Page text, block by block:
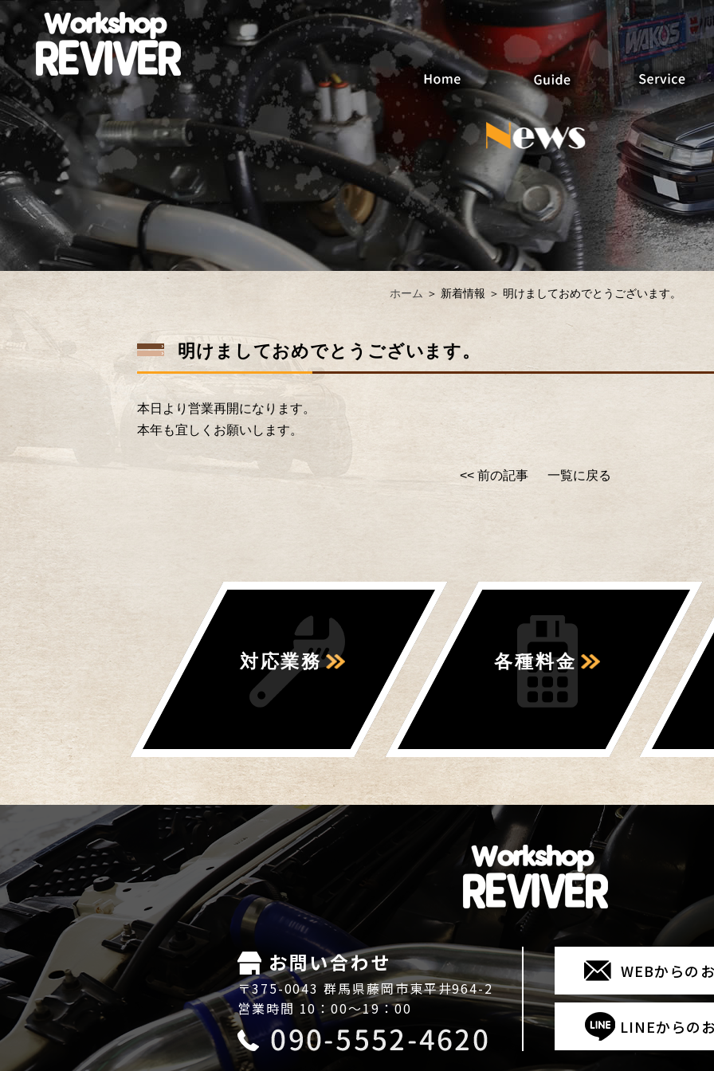
ホーム ＞ 新着情報 ＞ 明けましておめでとうございます。
明けましておめでとうございます。
本日より営業再開になります。
本年も宜しくお願いします。
<< 前の記事 一覧に戻る
対応業務 各種料金
お問い合わせ
〒375-0043 群馬県藤岡市東平井964-2
営業時間 10：00～19：00
WEBからの
LINEからの